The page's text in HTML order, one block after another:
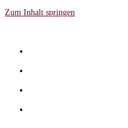
Zum Inhalt springen